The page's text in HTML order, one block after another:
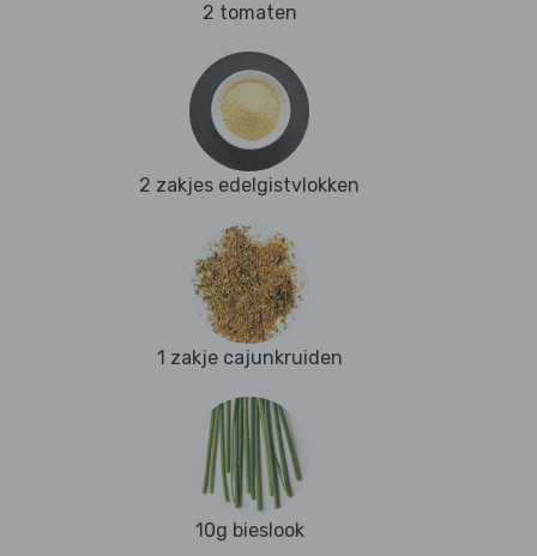
2 tomaten
2 zakjes edelgistvlokken
1 zakje cajunkruiden
10g bieslook